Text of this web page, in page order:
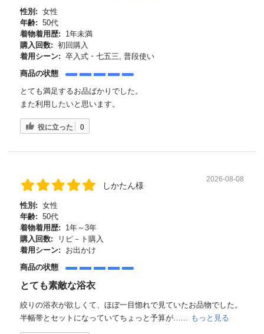
性別: 女性
年齢: 50代
着物着用歴:
1年未満
購入回数: 初回購入
着用シーン: 卒入式・七五三, 普段使い
商品の状態
とても満足するお品ばかりでした。
また利用したいと思います。
役に立った 0
しかたん様
2026-08-08
性別: 女性
年齢: 50代
着物着用歴:
1年～3年
購入回数:
リピ－ト購入
着用シーン:
お出かけ
商品の状態
とても素敵な浴衣
絞りの浴衣が欲しくて、ほぼ一目惚れで見ていたお品物でした。
半幅帯とセットになっていてちょっと予算が…... もっと見る